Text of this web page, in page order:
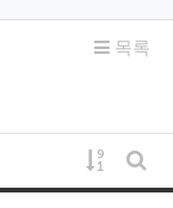
목록
게시물
게